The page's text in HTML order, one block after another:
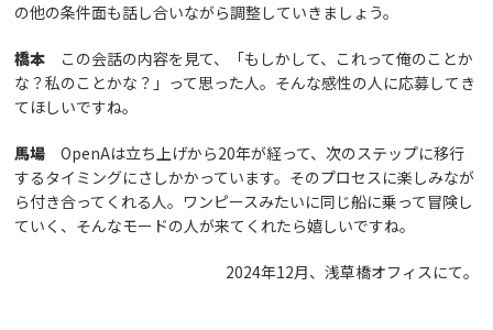
の他の条件面も話し合いながら調整していきましょう。
橋本 この会話の内容を見て、「もしかして、これって俺のことか
な？私のことかな？」って思った人。そんな感性の人に応募してき
てほしいですね。
馬場 OpenAは立ち上げから20年が経って、次のステップに移行
するタイミングにさしかかっています。そのプロセスに楽しみなが
ら付き合ってくれる人。ワンピースみたいに同じ船に乗って冒険し
ていく、そんなモードの人が来てくれたら嬉しいですね。
2024年12月、浅草橋オフィスにて。